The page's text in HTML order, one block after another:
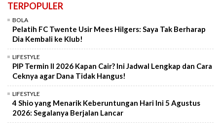
TERPOPULER
BOLA
Pelatih FC Twente Usir Mees Hilgers: Saya Tak Berharap
Dia Kembali ke Klub!
LIFESTYLE
PIP Termin II 2026 Kapan Cair? Ini Jadwal Lengkap dan Cara
Ceknya agar Dana Tidak Hangus!
LIFESTYLE
4 Shio yang Menarik Keberuntungan Hari Ini 5 Agustus
2026: Segalanya Berjalan Lancar